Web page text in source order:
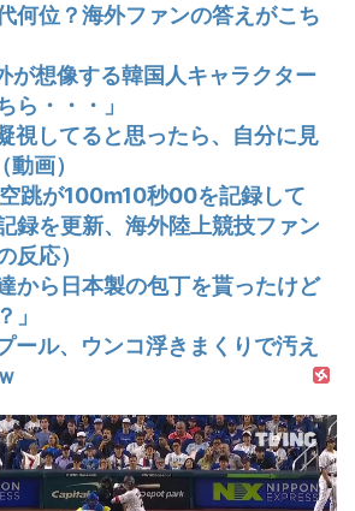
何位？海外ファンの答えがこち
が想像する韓国人キャラクター
ら・・・」
視してると思ったら、自分に見
画）
跳が100m10秒00を記録して
録を更新、海外陸上競技ファン
反応）
から日本製の包丁を貰ったけど
」
ール、ウンコ浮きまくりで汚え